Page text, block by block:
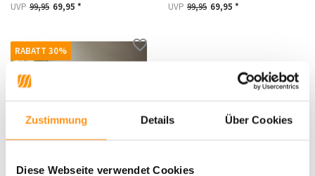
Zustimmung Details Über Cookies
Diese Webseite verwendet Cookies
UVP 99,95 69,95 * UVP 99,95 69,95 *
RABATT 30%